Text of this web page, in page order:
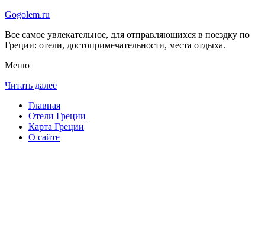
Gogolem.ru
Все самое увлекательное, для отправляющихся в поездку по
Греции: отели, достопримечательности, места отдыха.
Меню
Читать далее
Главная
Отели Греции
Карта Греции
О сайте